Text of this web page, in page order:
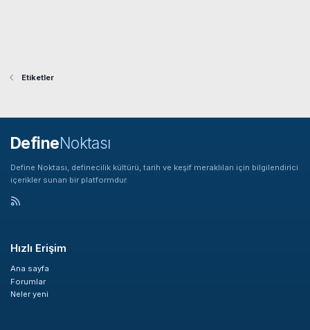
Etiketler
DefineNoktası
Define Noktası, definecilik kültürü, tarih ve keşif meraklıları için bilgilendirici
içerikler sunan bir platformdur.
Hızlı Erişim
Ana sayfa
Forumlar
Neler yeni